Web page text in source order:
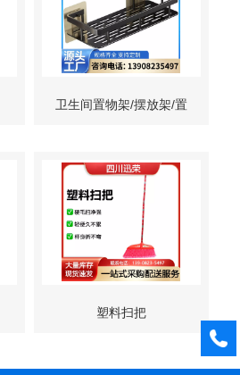
卫生间置物架/摆放架/置
塑料扫把